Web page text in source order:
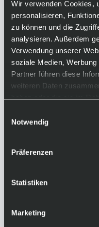
Wir verwenden Cookies,
personalisieren,
zu können und die
analysieren. Außerdem
Verwendung unserer
soziale Medien,
Partner führen diese
weiteren Daten
haben oder die sie im
Notwendig
Präferenzen
Statistiken
Marketing
inkl. 19%
Auf Lager.
Lieferzeit: 2-3 Tage
Art.-Nr.:
In